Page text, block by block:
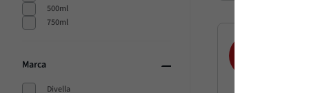
500ml
750ml
Marca
Divella